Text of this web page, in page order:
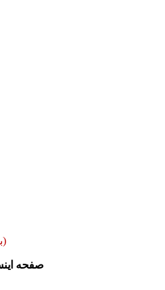
(بالاترین اولیت پاسخگویی)
صفحه